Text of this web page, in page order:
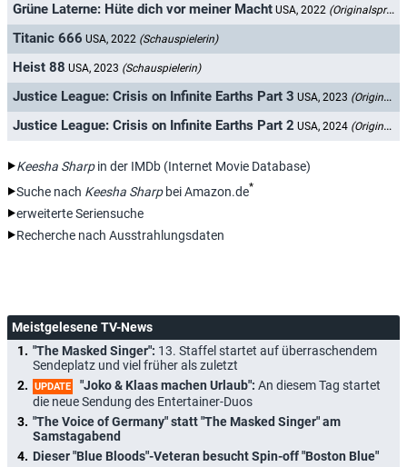
Grüne Laterne: Hüte dich vor meiner Macht USA, 2022 (Originalsprecherin)
Titanic 666 USA, 2022 (Schauspielerin)
Heist 88 USA, 2023 (Schauspielerin)
Justice League: Crisis on Infinite Earths Part 3 USA, 2023 (Originalsprecherin)
Justice League: Crisis on Infinite Earths Part 2 USA, 2024 (Originalsprecherin)
Keesha Sharpin der IMDb (Internet Movie Database)
Suche nach Keesha Sharpbei Amazon.de*
erweiterte Seriensuche
Recherche nach Ausstrahlungsdaten
Meistgelesene TV-News
"The Masked Singer": 13. Staffel startet auf überraschendem
Sendeplatz und viel früher als zuletzt
UPDATE "Joko & Klaas machen Urlaub": An diesem Tag startet
die neue Sendung des Entertainer-Duos
"The Voice of Germany" statt "The Masked Singer" am
Samstagabend
Dieser "Blue Bloods"-Veteran besucht Spin-off "Boston Blue"